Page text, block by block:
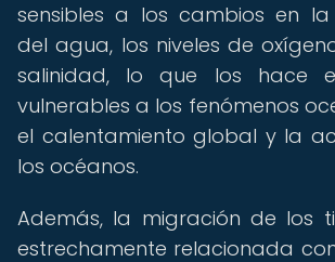
sensibles a los cambios en
del agua, los niveles de
salinidad, lo que los hace
vulnerables a los fenómenos
el calentamiento global y la
los océanos.
Además, la migración de los
estrechamente relacionada